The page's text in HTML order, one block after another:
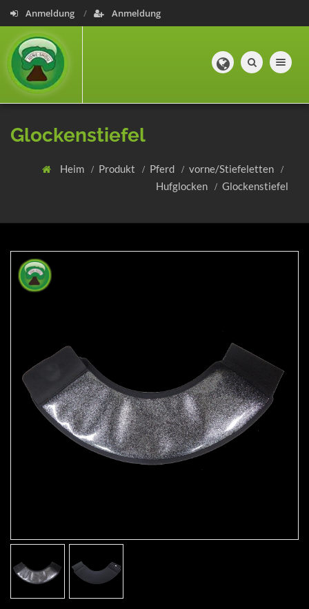
Anmeldung Anmeldung
Toggle
Glockenstiefel
Heim Produkt Pferd
vorne/Stiefeletten
Hufglocken
Glockenstiefel